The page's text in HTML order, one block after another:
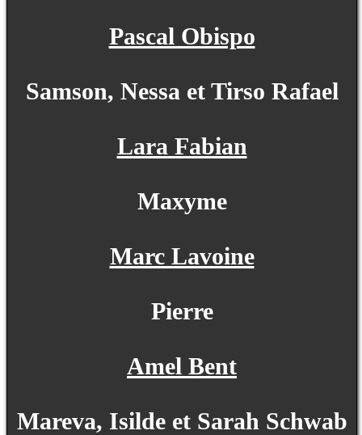
Pascal Obispo
Samson, Nessa et Tirso Rafael
Lara Fabian
Maxyme
Marc Lavoine
Pierre
Amel Bent
Mareva, Isilde et Sarah Schwab